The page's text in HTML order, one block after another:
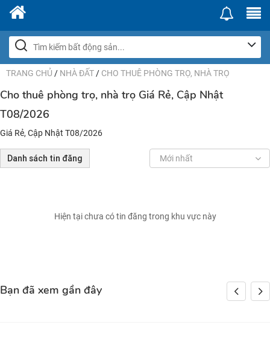
TRANG CHỦ / NHÀ ĐẤT / CHO THUÊ PHÒNG TRỌ, NHÀ TRỌ
Cho thuê phòng trọ, nhà trọ Giá Rẻ, Cập Nhật
T08/2026
Giá Rẻ, Cập Nhật T08/2026
Danh sách tin đăng Mới nhất
Hiện tại chưa có tin đăng trong khu vực này
Bạn đã xem gần đây